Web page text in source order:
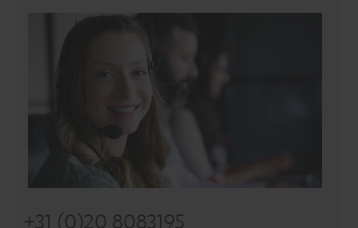
+31 (0)20 8083195